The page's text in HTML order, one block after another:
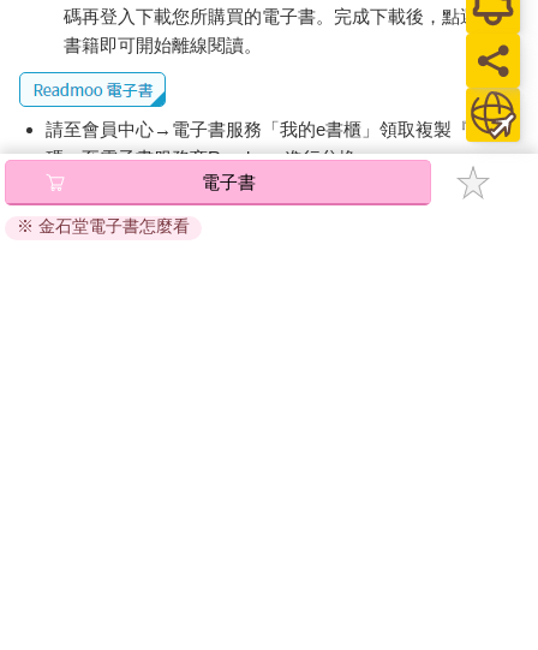
我獨自坐在櫻桃花園窗邊的座位，喝著當時覺得太苦而不敢喝的
黑咖啡，目送成哉的背影。我們到底怎麼了？成哉放棄了大型廣
告代理公司的工作，成為建築工人。我在幾天前，向學生時代就
開始打工，最後終於如願成為正式員工的出版社遞了辭呈。畢業
之後，我只在那裡工作了短短不到三個月的時間。我們這個世代
的人果然都是不爭氣的廢柴嗎？努力多年，好不容易如願成為編
輯，最後竟然自己放棄了那份工作。
但是我完全沒想到，成哉的義父母竟然是蒙古人⋯⋯
碼再登入下載您所購買的電子書。完成下載後，點選任一
書籍即可開始離線閱讀。
請至會員中心→電子書服務「我的e書櫃」領取複製『兌換
碼』至電子書服務商Readmoo進行兌換。
退換貨須知：
因版權保護，您在金石堂所購買的電子書僅能以金石堂專屬
電子書
※ 金石堂電子書怎麼看